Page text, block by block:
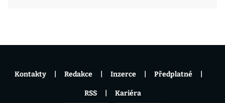
Kontakty Redakce Inzerce Předplatné
RSS Kariéra